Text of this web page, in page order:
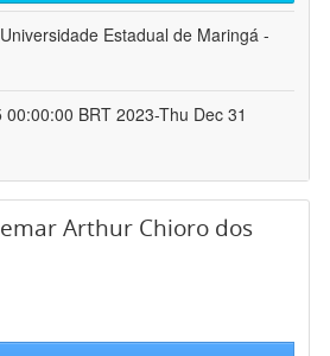
Universidade Estadual de Maringá -
00:00:00 BRT 2023-Thu Dec 31
Arthur Chioro dos